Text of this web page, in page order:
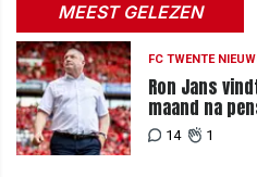
MEEST GELEZEN
FC TWENTE
Ron Jans
maand na
14 1